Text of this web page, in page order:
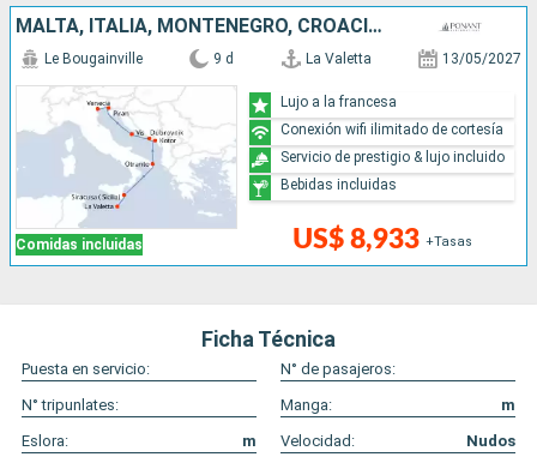
MALTA, ITALIA, MONTENEGRO, CROACIA, ESLOVENIA
Comidas incluidas
Le Bougainville 9 d La Valetta 13/05/2027
US$ 8,933 +Tasas
Lujo a la francesa
Conexión wifi ilimitado de cortesía
Servicio de prestigio & lujo incluido
Bebidas incluidas
Ficha Técnica
Puesta en servicio:
N° de pasajeros:
N° tripunlates:
Manga:
m
Eslora:
m Velocidad: Nudos